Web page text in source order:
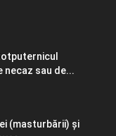
necaz sau de...
(masturbării) şi